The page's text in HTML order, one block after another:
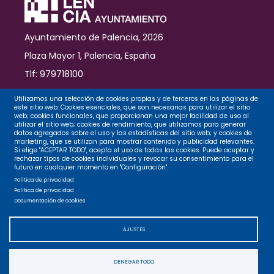
Cristal
Ayuntamiento de Palencia, 2026
Plaza Mayor 1, Palencia, España
Tlf: 979718100
Contacto
Legal
Privacidad
Accesibilidad
Utilizamos una selección de cookies propias y de terceros en las páginas de
este sitio web: Cookies esenciales, que son necesarias para utilizar el sitio
web; cookies funcionales, que proporcionan una mejor facilidad de uso al
utilizar el sitio web; cookies de rendimiento, que utilizamos para generar
datos agregados sobre el uso y las estadísticas del sitio web; y cookies de
marketing, que se utilizan para mostrar contenido y publicidad relevantes.
Si elige "ACEPTAR TODO", acepta el uso de todas las cookies. Puede aceptar y
rechazar tipos de cookies individuales y revocar su consentimiento para el
futuro en cualquier momento en "Configuración".
Política de privacidad
Política de privacidad
Documentación de cookies
AJUSTES
DENEGAR TODO